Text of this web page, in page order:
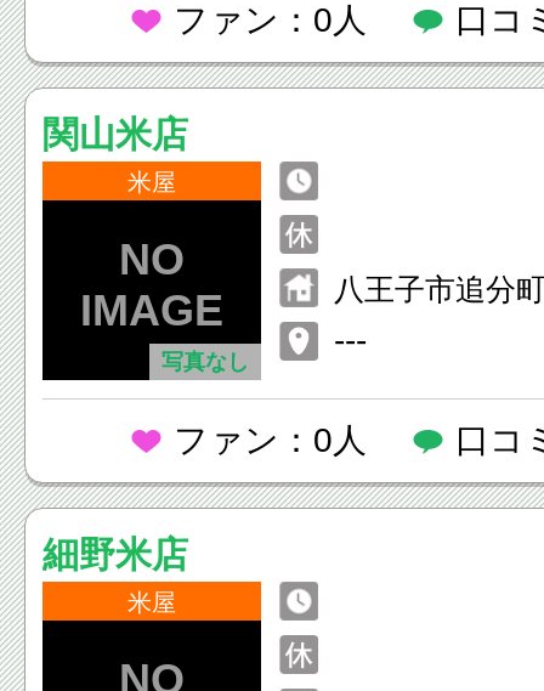
ファン：0人 口コ
関山米店
米屋
写真なし
八王子市追分
---
ファン：0人 口コ
細野米店
米屋